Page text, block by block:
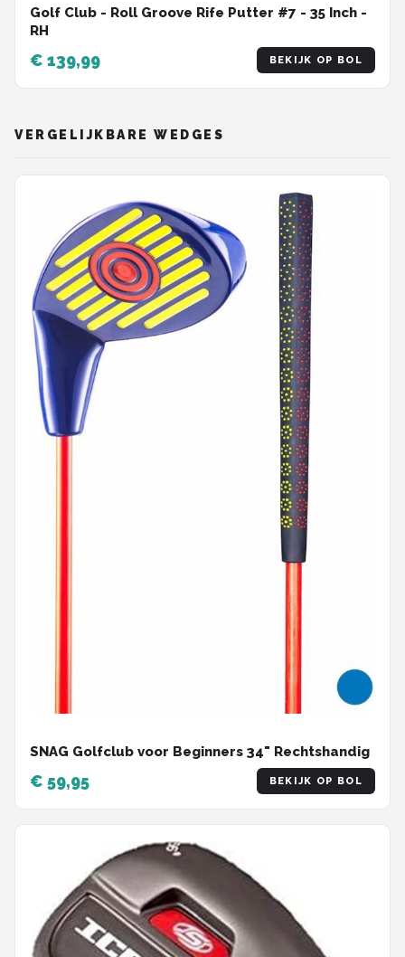
Golf Club - Roll Groove Rife Putter #7 - 35 Inch -
RH
€ 139,99 BEKIJK OP BOL
VERGELIJKBARE WEDGES
SNAG Golfclub voor Beginners 34" Rechtshandig
€ 59,95 BEKIJK OP BOL